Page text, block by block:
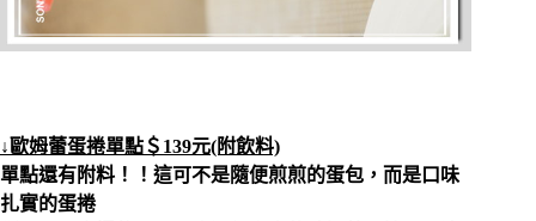
↓歐姆蕾蛋捲單點＄139元(附飲料)
單點還有附料！！這可不是隨便煎煎的蛋包，而是口味
扎實的蛋捲